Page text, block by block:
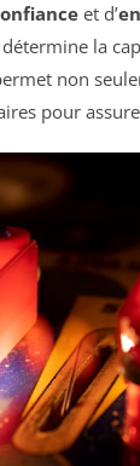
et d’
la
non
pour